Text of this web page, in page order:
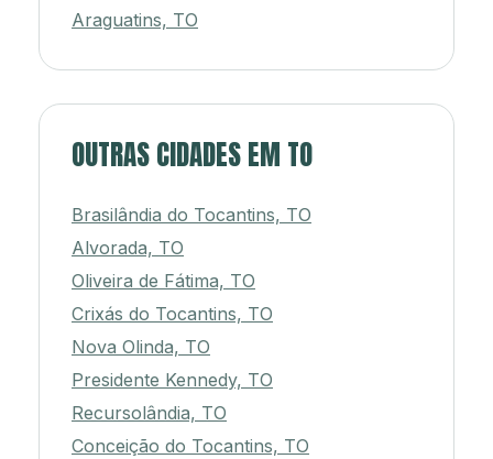
Araguatins, TO
OUTRAS CIDADES EM TO
Brasilândia do Tocantins, TO
Alvorada, TO
Oliveira de Fátima, TO
Crixás do Tocantins, TO
Nova Olinda, TO
Presidente Kennedy, TO
Recursolândia, TO
Conceição do Tocantins, TO